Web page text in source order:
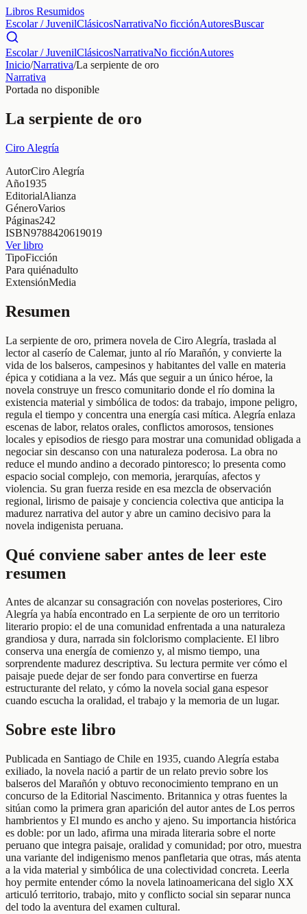
Libros Resumidos
Escolar / JuvenilClásicosNarrativaNo ficciónAutoresBuscar
Escolar / JuvenilClásicosNarrativaNo ficciónAutores
Inicio/Narrativa/La serpiente de oro
Narrativa
Portada no disponible
La serpiente de oro
Ciro Alegría
AutorCiro Alegría
Año1935
EditorialAlianza
GéneroVarios
Páginas242
ISBN9788420619019
Ver libro
TipoFicción
Para quiénadulto
ExtensiónMedia
Resumen
La serpiente de oro, primera novela de Ciro Alegría, traslada al
lector al caserío de Calemar, junto al río Marañón, y convierte la
vida de los balseros, campesinos y habitantes del valle en materia
épica y cotidiana a la vez. Más que seguir a un único héroe, la
novela construye un fresco comunitario donde el río domina la
existencia material y simbólica de todos: da trabajo, impone peligro,
regula el tiempo y concentra una energía casi mítica. Alegría enlaza
escenas de labor, relatos orales, conflictos amorosos, tensiones
locales y episodios de riesgo para mostrar una comunidad obligada a
negociar sin descanso con una naturaleza poderosa. La obra no
reduce el mundo andino a decorado pintoresco; lo presenta como
espacio social complejo, con memoria, jerarquías, afectos y
violencia. Su gran fuerza reside en esa mezcla de observación
regional, lirismo de paisaje y conciencia colectiva que anticipa la
madurez narrativa del autor y abre un camino decisivo para la
novela indigenista peruana.
Qué conviene saber antes de leer este
resumen
Antes de alcanzar su consagración con novelas posteriores, Ciro
Alegría ya había encontrado en La serpiente de oro un territorio
literario propio: el de una comunidad enfrentada a una naturaleza
grandiosa y dura, narrada sin folclorismo complaciente. El libro
conserva una energía de comienzo y, al mismo tiempo, una
sorprendente madurez descriptiva. Su lectura permite ver cómo el
paisaje puede dejar de ser fondo para convertirse en fuerza
estructurante del relato, y cómo la novela social gana espesor
cuando escucha la oralidad, el trabajo y la memoria de un lugar.
Sobre este libro
Publicada en Santiago de Chile en 1935, cuando Alegría estaba
exiliado, la novela nació a partir de un relato previo sobre los
balseros del Marañón y obtuvo reconocimiento temprano en un
concurso de la Editorial Nascimento. Britannica y otras fuentes la
sitúan como la primera gran aparición del autor antes de Los perros
hambrientos y El mundo es ancho y ajeno. Su importancia histórica
es doble: por un lado, afirma una mirada literaria sobre el norte
peruano que integra paisaje, oralidad y comunidad; por otro, muestra
una variante del indigenismo menos panfletaria que otras, más atenta
a la vida material y simbólica de una colectividad concreta. Leerla
hoy permite entender cómo la novela latinoamericana del siglo XX
articuló territorio, trabajo, mito y conflicto social sin separar nunca
del todo la aventura del examen cultural.